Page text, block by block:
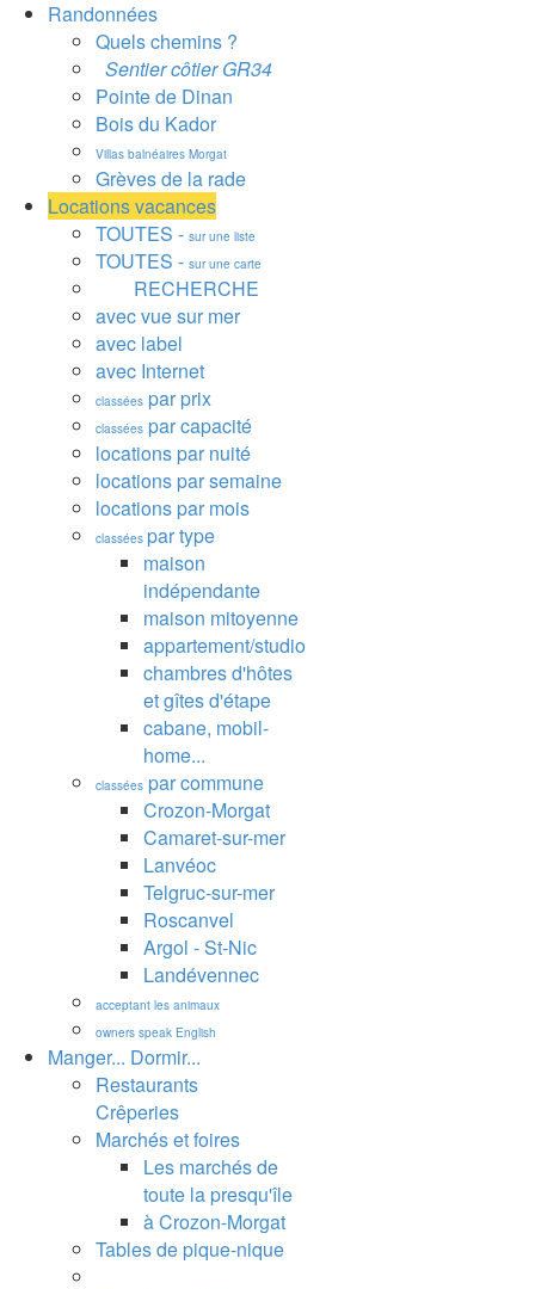
Randonnées
Quels chemins ?
Sentier côtier GR34
Pointe de Dinan
Bois du Kador
Villas balnéaires Morgat
Grèves de la rade
Locations vacances
TOUTES - sur une liste
TOUTES - sur une carte
RECHERCHE
avec vue sur mer
avec label
avec Internet
classées par prix
classées par capacité
locations par nuité
locations par semaine
locations par mois
classées par type
maison
indépendante
maison mitoyenne
appartement/studio
chambres d'hôtes
et gîtes d'étape
cabane, mobil-
home...
classées par commune
Crozon-Morgat
Camaret-sur-mer
Lanvéoc
Telgruc-sur-mer
Roscanvel
Argol - St-Nic
Landévennec
acceptant les animaux
owners speak English
Manger... Dormir...
Restaurants
Crêperies
Marchés et foires
Les marchés de
toute la presqu'île
à Crozon-Morgat
Tables de pique-nique